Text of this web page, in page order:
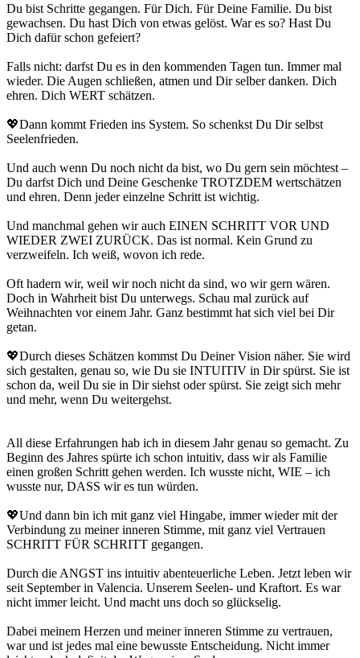
Du bist Schritte gegangen. Für Dich. Für Deine Familie. Du bist
gewachsen. Du hast Dich von etwas gelöst. War es so? Hast Du
Dich dafür schon gefeiert?
Falls nicht: darfst Du es in den kommenden Tagen tun. Immer mal
wieder. Die Augen schließen, atmen und Dir selber danken. Dich
ehren. Dich WERT schätzen.
💖Dann kommt Frieden ins System. So schenkst Du Dir selbst
Seelenfrieden.
Und auch wenn Du noch nicht da bist, wo Du gern sein möchtest –
Du darfst Dich und Deine Geschenke TROTZDEM wertschätzen
und ehren. Denn jeder einzelne Schritt ist wichtig.
Und manchmal gehen wir auch EINEN SCHRITT VOR UND
WIEDER ZWEI ZURÜCK. Das ist normal. Kein Grund zu
verzweifeln. Ich weiß, wovon ich rede.
Oft hadern wir, weil wir noch nicht da sind, wo wir gern wären.
Doch in Wahrheit bist Du unterwegs. Schau mal zurück auf
Weihnachten vor einem Jahr. Ganz bestimmt hat sich viel bei Dir
getan.
💖Durch dieses Schätzen kommst Du Deiner Vision näher. Sie wird
sich gestalten, genau so, wie Du sie INTUITIV in Dir spürst. Sie ist
schon da, weil Du sie in Dir siehst oder spürst. Sie zeigt sich mehr
und mehr, wenn Du weitergehst.
All diese Erfahrungen hab ich in diesem Jahr genau so gemacht. Zu
Beginn des Jahres spürte ich schon intuitiv, dass wir als Familie
einen großen Schritt gehen werden. Ich wusste nicht, WIE – ich
wusste nur, DASS wir es tun würden.
💖Und dann bin ich mit ganz viel Hingabe, immer wieder mit der
Verbindung zu meiner inneren Stimme, mit ganz viel Vertrauen
SCHRITT FÜR SCHRITT gegangen.
Durch die ANGST ins intuitiv abenteuerliche Leben. Jetzt leben wir
seit September in Valencia. Unserem Seelen- und Kraftort. Es war
nicht immer leicht. Und macht uns doch so glückselig.
Dabei meinem Herzen und meiner inneren Stimme zu vertrauen,
war und ist jedes mal eine bewusste Entscheidung. Nicht immer